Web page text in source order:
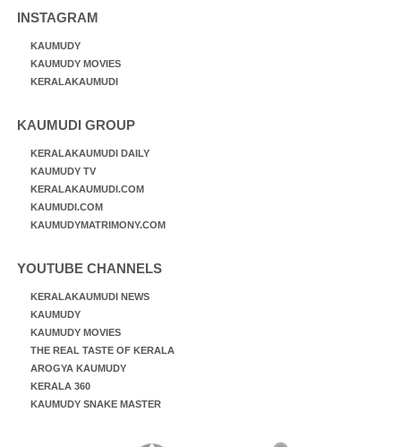
INSTAGRAM
KAUMUDY
KAUMUDY MOVIES
KERALAKAUMUDI
KAUMUDI GROUP
KERALAKAUMUDI DAILY
KAUMUDY TV
KERALAKAUMUDI.COM
KAUMUDI.COM
KAUMUDYMATRIMONY.COM
YOUTUBE CHANNELS
KERALAKAUMUDI NEWS
KAUMUDY
KAUMUDY MOVIES
THE REAL TASTE OF KERALA
AROGYA KAUMUDY
KERALA 360
KAUMUDY SNAKE MASTER